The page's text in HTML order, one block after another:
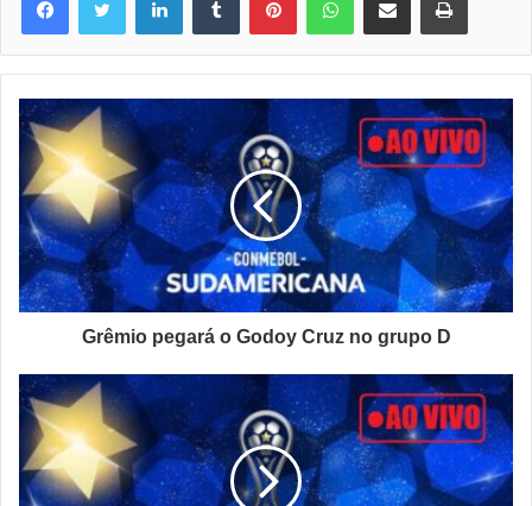
Grêmio pegará o Godoy Cruz no grupo D